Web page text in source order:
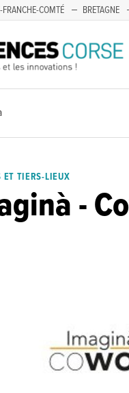
COMTÉ BRETAGNE
ET TIERS-LIEUX
-